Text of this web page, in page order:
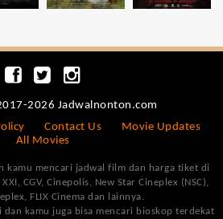
2026 Jadwalnonton.com
Contact Us
Movie Updates
All Movies
kamu mencari jadwal film dan harga tiket di
CGV, Cinepolis, New Star Cineplex (NSC),
FLIX Cinema dan lainnya.
kamu juga bisa mencari bioskop terdekat